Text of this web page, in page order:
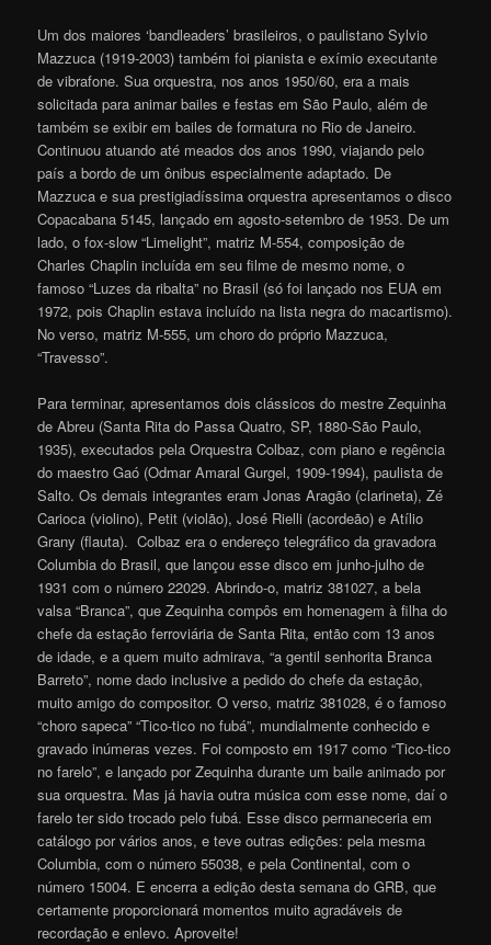
Um dos maiores ‘bandleaders’ brasileiros, o paulistano Sylvio
Mazzuca (1919-2003) também foi pianista e exímio executante
de vibrafone. Sua orquestra, nos anos 1950/60, era a mais
solicitada para animar bailes e festas em São Paulo, além de
também se exibir em bailes de formatura no Rio de Janeiro.
Continuou atuando até meados dos anos 1990, viajando pelo
país a bordo de um ônibus especialmente adaptado. De
Mazzuca e sua prestigiadíssima orquestra apresentamos o disco
Copacabana 5145, lançado em agosto-setembro de 1953. De um
lado, o fox-slow “Limelight”, matriz M-554, composição de
Charles Chaplin incluída em seu filme de mesmo nome, o
famoso “Luzes da ribalta” no Brasil (só foi lançado nos EUA em
1972, pois Chaplin estava incluído na lista negra do macartismo).
No verso, matriz M-555, um choro do próprio Mazzuca,
“Travesso”.
Para terminar, apresentamos dois clássicos do mestre Zequinha
de Abreu (Santa Rita do Passa Quatro, SP, 1880-São Paulo,
1935), executados pela Orquestra Colbaz, com piano e regência
do maestro Gaó (Odmar Amaral Gurgel, 1909-1994), paulista de
Salto. Os demais integrantes eram Jonas Aragão (clarineta), Zé
Carioca (violino), Petit (violão), José Rielli (acordeão) e Atílio
Grany (flauta). Colbaz era o endereço telegráfico da gravadora
Columbia do Brasil, que lançou esse disco em junho-julho de
1931 com o número 22029. Abrindo-o, matriz 381027, a bela
valsa “Branca”, que Zequinha compôs em homenagem à filha do
chefe da estação ferroviária de Santa Rita, então com 13 anos
de idade, e a quem muito admirava, “a gentil senhorita Branca
Barreto”, nome dado inclusive a pedido do chefe da estação,
muito amigo do compositor. O verso, matriz 381028, é o famoso
“choro sapeca” “Tico-tico no fubá”, mundialmente conhecido e
gravado inúmeras vezes. Foi composto em 1917 como “Tico-tico
no farelo”, e lançado por Zequinha durante um baile animado por
sua orquestra. Mas já havia outra música com esse nome, daí o
farelo ter sido trocado pelo fubá. Esse disco permaneceria em
catálogo por vários anos, e teve outras edições: pela mesma
Columbia, com o número 55038, e pela Continental, com o
número 15004. E encerra a edição desta semana do GRB, que
certamente proporcionará momentos muito agradáveis de
recordação e enlevo. Aproveite!